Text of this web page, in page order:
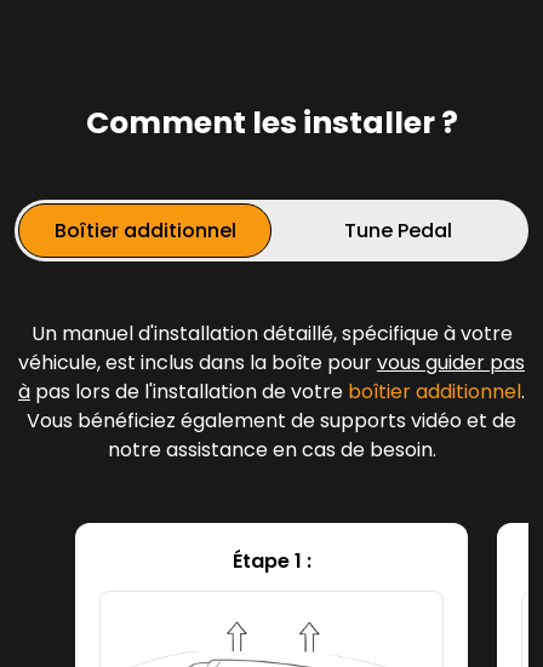
Comment les installer ?
Boîtier additionnel Tune Pedal
Un manuel d'installation détaillé, spécifique à votre
véhicule, est inclus dans la boîte pourvous guider pas
à pas lors de l'installation de votre boîtier additionnel.
Vous bénéficiez également de supports vidéo et de
notre assistance en cas de besoin.
Étape 1 :